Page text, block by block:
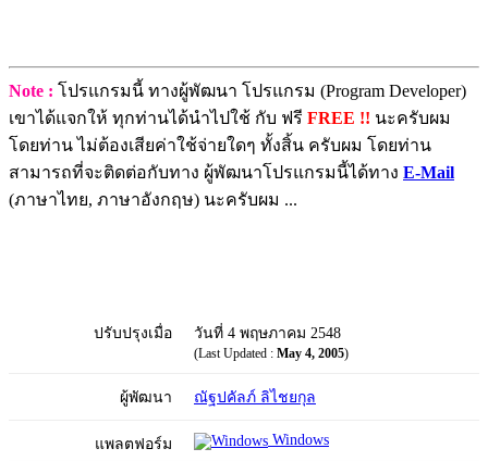
Note : โปรแกรมนี้ ทางผู้พัฒนา โปรแกรม (Program Developer)
เขาได้แจกให้ ทุกท่านได้นำไปใช้ กับ ฟรี FREE !! นะครับผม
โดยท่าน ไม่ต้องเสียค่าใช้จ่ายใดๆ ทั้งสิ้น ครับผม โดยท่าน
สามารถที่จะติดต่อกับทาง ผู้พัฒนาโปรแกรมนี้ได้ทาง E-Mail
(ภาษาไทย, ภาษาอังกฤษ) นะครับผม ...
ปรับปรุงเมื่อ วันที่ 4 พฤษภาคม 2548
(Last Updated : May 4, 2005)
ผู้พัฒนา ณัฐปคัลภ์ ลิไชยกุล
แพลตฟอร์ม Windows